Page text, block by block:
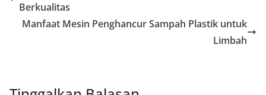
Berkualitas
Manfaat Mesin Penghancur Sampah Plastik untuk
Limbah